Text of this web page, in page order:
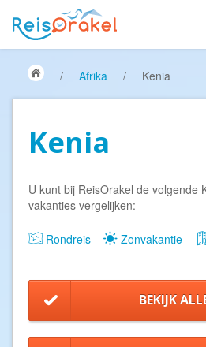
/ Afrika / Kenia
Kenia
U kunt bij ReisOrakel de volgende
vakanties vergelijken:
Rondreis Zonvakantie
BEKIJK